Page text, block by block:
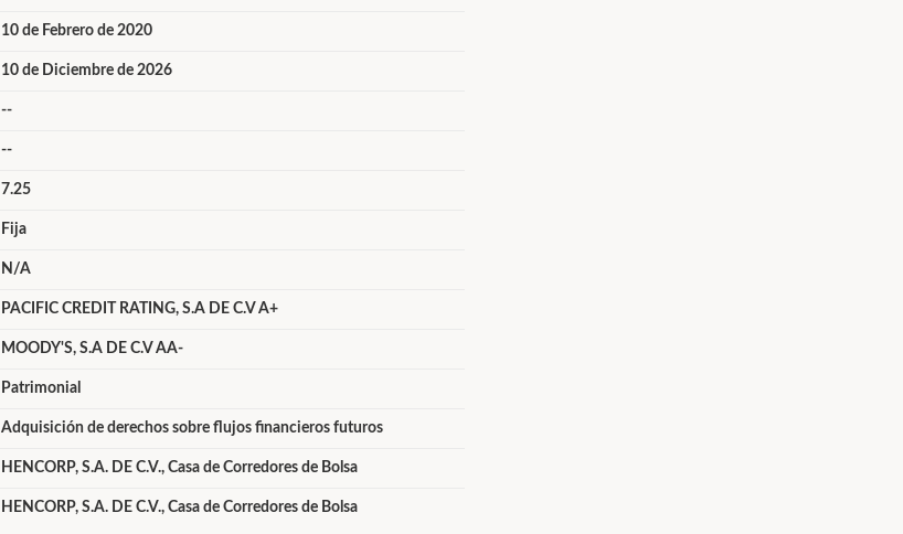
10 de Febrero de 2020
10 de Diciembre de 2026
--
--
7.25
Fija
N/A
PACIFIC CREDIT RATING, S.A DE C.V A+
MOODY'S, S.A DE C.V AA-
Patrimonial
Adquisición de derechos sobre flujos financieros futuros
HENCORP, S.A. DE C.V., Casa de Corredores de Bolsa
HENCORP, S.A. DE C.V., Casa de Corredores de Bolsa